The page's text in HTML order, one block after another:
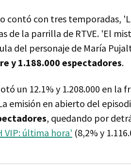
contó con tres temporadas,
de la parrilla de RTVE. 'El
del personaje de María
y 1.188.000 espectadores.
un 12.1% y 1.208.000 en
emisión en abierto del
, quedando por
VIP: última hora' (8,2% y